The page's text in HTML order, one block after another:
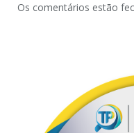
Os comentários estão